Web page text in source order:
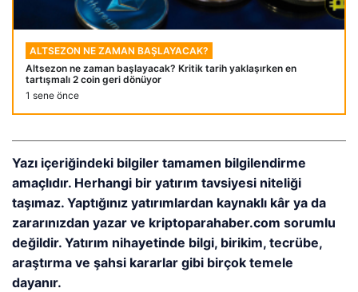
ALTSEZON NE ZAMAN BAŞLAYACAK?
Altsezon ne zaman başlayacak? Kritik tarih yaklaşırken en
tartışmalı 2 coin geri dönüyor
1 sene önce
Yazı içeriğindeki bilgiler tamamen bilgilendirme
amaçlıdır. Herhangi bir yatırım tavsiyesi niteliği
taşımaz. Yaptığınız yatırımlardan kaynaklı kâr ya da
zararınızdan yazar ve kriptoparahaber.com sorumlu
değildir. Yatırım nihayetinde bilgi, birikim, tecrübe,
araştırma ve şahsi kararlar gibi birçok temele
dayanır.